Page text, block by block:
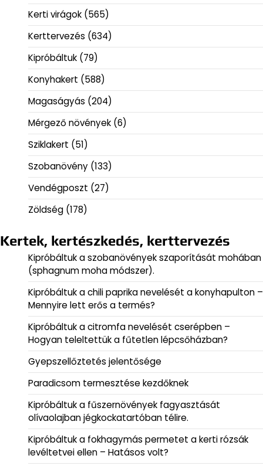
Kerti virágok (565)
Kerttervezés (634)
Kipróbáltuk (79)
Konyhakert (588)
Magaságyás (204)
Mérgező növények (6)
Sziklakert (51)
Szobanövény (133)
Vendégposzt (27)
Zöldség (178)
Kertek, kertészkedés, kerttervezés
Kipróbáltuk a szobanövények szaporítását mohában
(sphagnum moha módszer).
Kipróbáltuk a chili paprika nevelését a konyhapulton –
Mennyire lett erős a termés?
Kipróbáltuk a citromfa nevelését cserépben –
Hogyan teleltettük a fűtetlen lépcsőházban?
Gyepszellőztetés jelentősége
Paradicsom termesztése kezdőknek
Kipróbáltuk a fűszernövények fagyasztását
olívaolajban jégkockatartóban télire.
Kipróbáltuk a fokhagymás permetet a kerti rózsák
levéltetvei ellen – Hatásos volt?